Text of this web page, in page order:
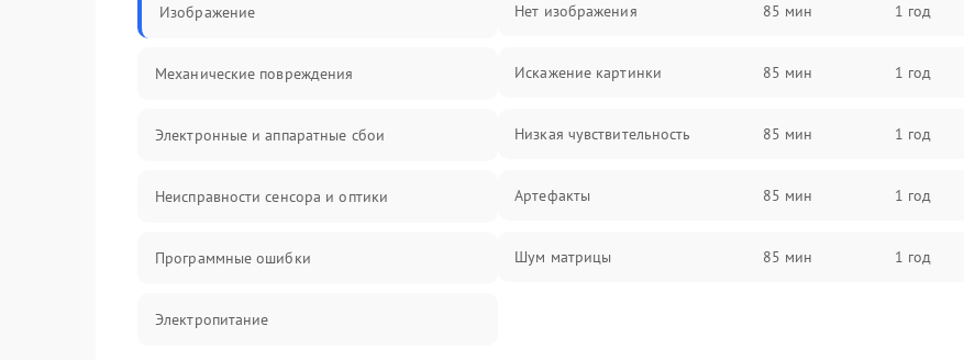
Изображение
Механические повреждения
Электронные и аппаратные сбои
Неисправности сенсора и оптики
Программные ошибки
Электропитание
Нет изображения 85 мин 1 год
Искажение картинки 85 мин 1 год
Низкая чувствительность 85 мин 1 год
Артефакты 85 мин 1 год
Шум матрицы 85 мин 1 год